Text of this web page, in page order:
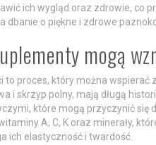
ich wygląd oraz zdrowie, co
dbanie o piękne i zdrowe
mogą
to proces, który można wspierać
i skrzyp polny, mają długą
które mogą przyczynić się
A, C, K oraz minerały,
ich elastyczność i twardość.